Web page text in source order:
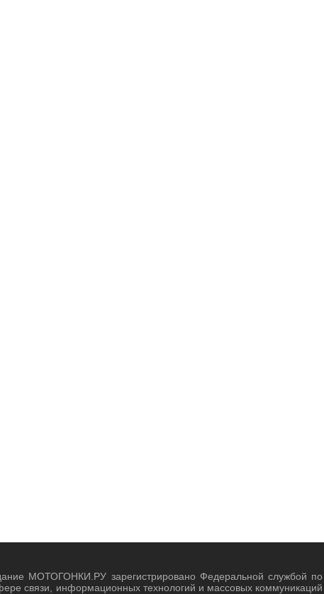
МОТОГОНКИ.РУ зарегистрировано Федеральной службой по
связи, информационных технологий и массовых коммуникаций